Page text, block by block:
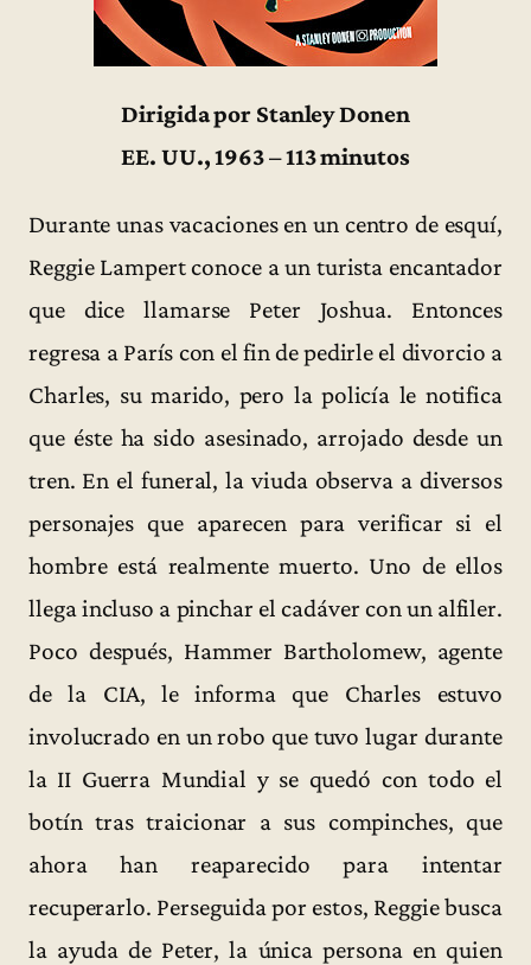
Dirigida por Stanley Donen
EE. UU., 1963 – 113 minutos
Durante unas vacaciones en un centro de esquí,
Reggie Lampert conoce a un turista encantador
que dice llamarse Peter Joshua. Entonces
regresa a París con el fin de pedirle el divorcio a
Charles, su marido, pero la policía le notifica
que éste ha sido asesinado, arrojado desde un
tren. En el funeral, la viuda observa a diversos
personajes que aparecen para verificar si el
hombre está realmente muerto. Uno de ellos
llega incluso a pinchar el cadáver con un alfiler.
Poco después, Hammer Bartholomew, agente
de la CIA, le informa que Charles estuvo
involucrado en un robo que tuvo lugar durante
la II Guerra Mundial y se quedó con todo el
botín tras traicionar a sus compinches, que
ahora han reaparecido para intentar
recuperarlo. Perseguida por estos, Reggie busca
la ayuda de Peter, la única persona en quien